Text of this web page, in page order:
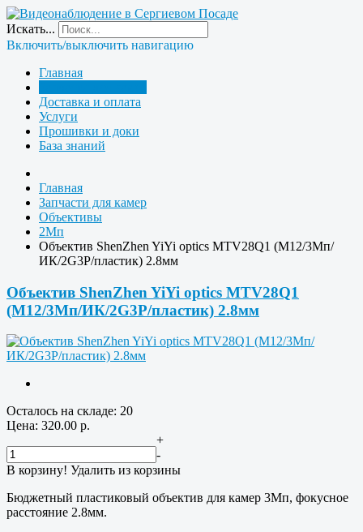
Искать...
Включить/выключить навигацию
Главная
Доставка и оплата
Услуги
Прошивки и доки
База знаний
Главная
Запчасти для камер
Объективы
2Мп
Объектив ShenZhen YiYi optics MTV28Q1 (M12/3Мп/
ИК/2G3P/пластик) 2.8мм
Объектив ShenZhen YiYi optics MTV28Q1
(M12/3Мп/ИК/2G3P/пластик) 2.8мм
Осталось на складе: 20
Цена: 320.00 р.
+
-
В корзину! Удалить из корзины
Бюджетный пластиковый объектив для камер 3Мп, фокусное
расстояние 2.8мм.